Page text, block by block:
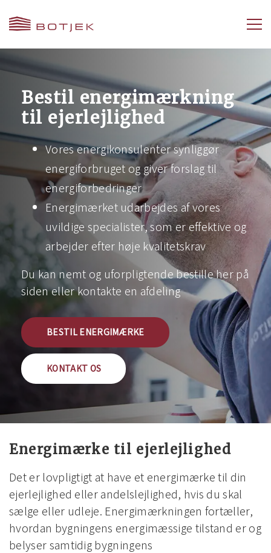
Bestil energimærkning
til ejerlejlighed
Vores energikonsulenter synliggør
energiforbruget og giver forslag til
energiforbedringer
Energimærket udarbejdes af vores
uvildige specialister, som er effektive og
arbejder efter høje kvalitetskrav
Du kan nemt og uforpligtende bestille her på
siden eller kontakte en afdeling
BESTIL ENERGIMÆRKE
KONTAKT OS
Energimærke til ejerlejlighed
Det er lovpligtigt at have et energimærke til din
ejerlejlighed eller andelslejlighed, hvis du skal
sælge eller udleje. Energimærkningen fortæller,
hvordan bygningens energimæssige tilstand er og
belyser samtidig bygningens